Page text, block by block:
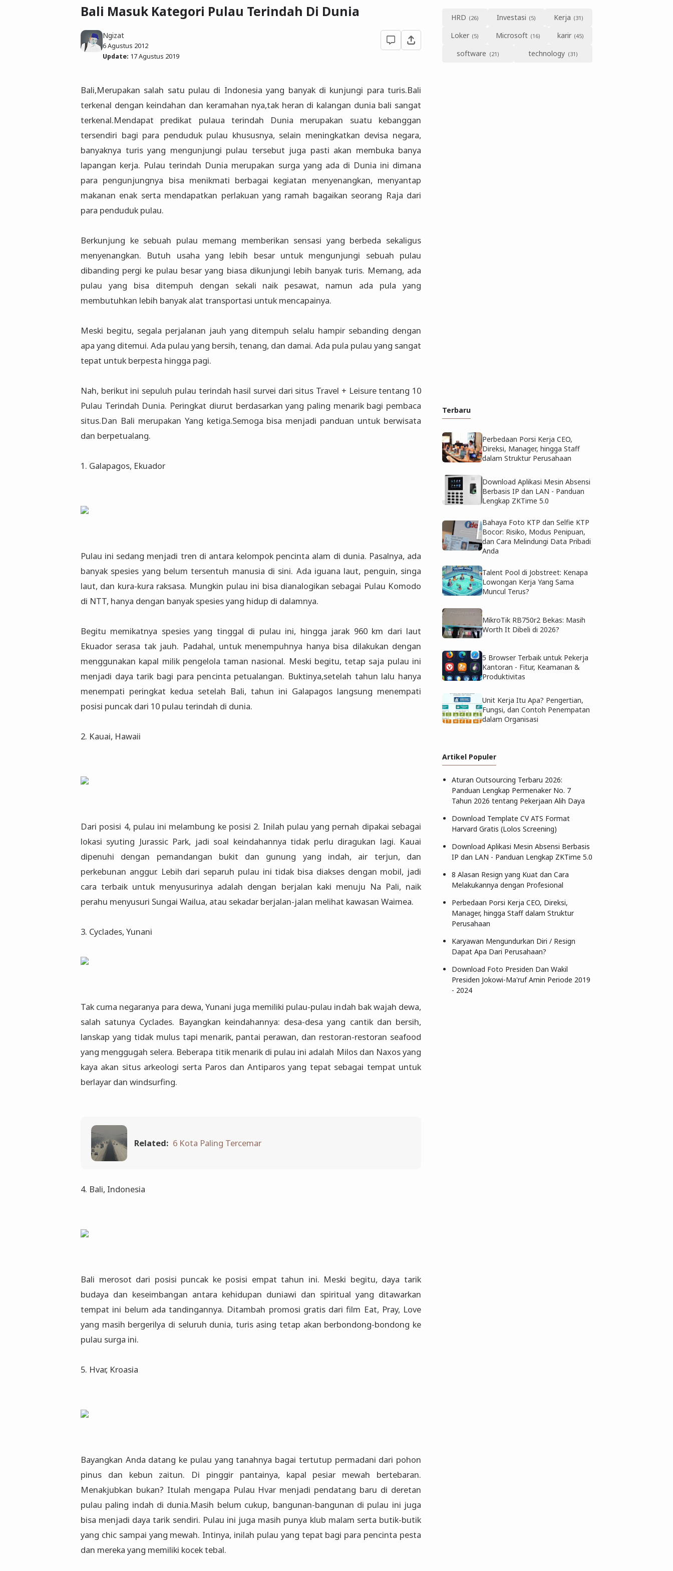
Bali Masuk Kategori Pulau Terindah Di Dunia
Ngizat
6 Agustus 2012
Update: 17 Agustus 2019
Bali,Merupakan salah satu pulau di Indonesia yang banyak di kunjungi para turis.Bali
terkenal dengan keindahan dan keramahan nya,tak heran di kalangan dunia bali sangat
terkenal.Mendapat predikat pulaua terindah Dunia merupakan suatu kebanggan
tersendiri bagi para penduduk pulau khususnya, selain meningkatkan devisa negara,
banyaknya turis yang mengunjungi pulau tersebut juga pasti akan membuka banya
lapangan kerja. Pulau terindah Dunia merupakan surga yang ada di Dunia ini dimana
para pengunjungnya bisa menikmati berbagai kegiatan menyenangkan, menyantap
makanan enak serta mendapatkan perlakuan yang ramah bagaikan seorang Raja dari
para penduduk pulau.
Berkunjung ke sebuah pulau memang memberikan sensasi yang berbeda sekaligus
menyenangkan. Butuh usaha yang lebih besar untuk mengunjungi sebuah pulau
dibanding pergi ke pulau besar yang biasa dikunjungi lebih banyak turis. Memang, ada
pulau yang bisa ditempuh dengan sekali naik pesawat, namun ada pula yang
membutuhkan lebih banyak alat transportasi untuk mencapainya.
Meski begitu, segala perjalanan jauh yang ditempuh selalu hampir sebanding dengan
apa yang ditemui. Ada pulau yang bersih, tenang, dan damai. Ada pula pulau yang sangat
tepat untuk berpesta hingga pagi.
Nah, berikut ini sepuluh pulau terindah hasil survei dari situs Travel + Leisure tentang 10
Pulau Terindah Dunia. Peringkat diurut berdasarkan yang paling menarik bagi pembaca
situs.Dan Bali merupakan Yang ketiga.Semoga bisa menjadi panduan untuk berwisata
dan berpetualang.
1. Galapagos, Ekuador
Pulau ini sedang menjadi tren di antara kelompok pencinta alam di dunia. Pasalnya, ada
banyak spesies yang belum tersentuh manusia di sini. Ada iguana laut, penguin, singa
laut, dan kura-kura raksasa. Mungkin pulau ini bisa dianalogikan sebagai Pulau Komodo
di NTT, hanya dengan banyak spesies yang hidup di dalamnya.
Begitu memikatnya spesies yang tinggal di pulau ini, hingga jarak 960 km dari laut
Ekuador serasa tak jauh. Padahal, untuk menempuhnya hanya bisa dilakukan dengan
menggunakan kapal milik pengelola taman nasional. Meski begitu, tetap saja pulau ini
menjadi daya tarik bagi para pencinta petualangan. Buktinya,setelah tahun lalu hanya
menempati peringkat kedua setelah Bali, tahun ini Galapagos langsung menempati
posisi puncak dari 10 pulau terindah di dunia.
2. Kauai, Hawaii
Dari posisi 4, pulau ini melambung ke posisi 2. Inilah pulau yang pernah dipakai sebagai
lokasi syuting Jurassic Park, jadi soal keindahannya tidak perlu diragukan lagi. Kauai
dipenuhi dengan pemandangan bukit dan gunung yang indah, air terjun, dan
perkebunan anggur. Lebih dari separuh pulau ini tidak bisa diakses dengan mobil, jadi
cara terbaik untuk menyusurinya adalah dengan berjalan kaki menuju Na Pali, naik
perahu menyusuri Sungai Wailua, atau sekadar berjalan-jalan melihat kawasan Waimea.
3. Cyclades, Yunani
Tak cuma negaranya para dewa, Yunani juga memiliki pulau-pulau indah bak wajah dewa,
salah satunya Cyclades. Bayangkan keindahannya: desa-desa yang cantik dan bersih,
lanskap yang tidak mulus tapi menarik, pantai perawan, dan restoran-restoran seafood
yang menggugah selera. Beberapa titik menarik di pulau ini adalah Milos dan Naxos yang
kaya akan situs arkeologi serta Paros dan Antiparos yang tepat sebagai tempat untuk
berlayar dan windsurfing.
Related: 6 Kota Paling Tercemar
4. Bali, Indonesia
Bali merosot dari posisi puncak ke posisi empat tahun ini. Meski begitu, daya tarik
budaya dan keseimbangan antara kehidupan duniawi dan spiritual yang ditawarkan
tempat ini belum ada tandingannya. Ditambah promosi gratis dari film Eat, Pray, Love
yang masih bergerilya di seluruh dunia, turis asing tetap akan berbondong-bondong ke
pulau surga ini.
5. Hvar, Kroasia
Bayangkan Anda datang ke pulau yang tanahnya bagai tertutup permadani dari pohon
pinus dan kebun zaitun. Di pinggir pantainya, kapal pesiar mewah bertebaran.
Menakjubkan bukan? Itulah mengapa Pulau Hvar menjadi pendatang baru di deretan
pulau paling indah di dunia.Masih belum cukup, bangunan-bangunan di pulau ini juga
bisa menjadi daya tarik sendiri. Pulau ini juga masih punya klub malam serta butik-butik
yang chic sampai yang mewah. Intinya, inilah pulau yang tepat bagi para pencinta pesta
dan mereka yang memiliki kocek tebal.
HRD Investasi
Kerja
Loker
Microsoft
karir
software
technology
Terbaru
Perbedaan Porsi Kerja CEO,
Direksi, Manager, hingga Staff
dalam Struktur Perusahaan
Download Aplikasi Mesin Absensi
Berbasis IP dan LAN - Panduan
Lengkap ZKTime 5.0
Bahaya Foto KTP dan Selfie KTP
Bocor: Risiko, Modus Penipuan,
dan Cara Melindungi Data Pribadi
Anda
Talent Pool di Jobstreet: Kenapa
Lowongan Kerja Yang Sama
Muncul Terus?
MikroTik RB750r2 Bekas: Masih
Worth It Dibeli di 2026?
5 Browser Terbaik untuk Pekerja
Kantoran - Fitur, Keamanan &
Produktivitas
Unit Kerja Itu Apa? Pengertian,
Fungsi, dan Contoh Penempatan
dalam Organisasi
Artikel Populer
Aturan Outsourcing Terbaru 2026:
Panduan Lengkap Permenaker No. 7
Tahun 2026 tentang Pekerjaan Alih Daya
Download Template CV ATS Format
Harvard Gratis (Lolos Screening)
Download Aplikasi Mesin Absensi Berbasis
IP dan LAN - Panduan Lengkap ZKTime 5.0
8 Alasan Resign yang Kuat dan Cara
Melakukannya dengan Profesional
Perbedaan Porsi Kerja CEO, Direksi,
Manager, hingga Staff dalam Struktur
Perusahaan
Karyawan Mengundurkan Diri / Resign
Dapat Apa Dari Perusahaan?
Download Foto Presiden Dan Wakil
Presiden Jokowi-Ma'ruf Amin Periode 2019
- 2024